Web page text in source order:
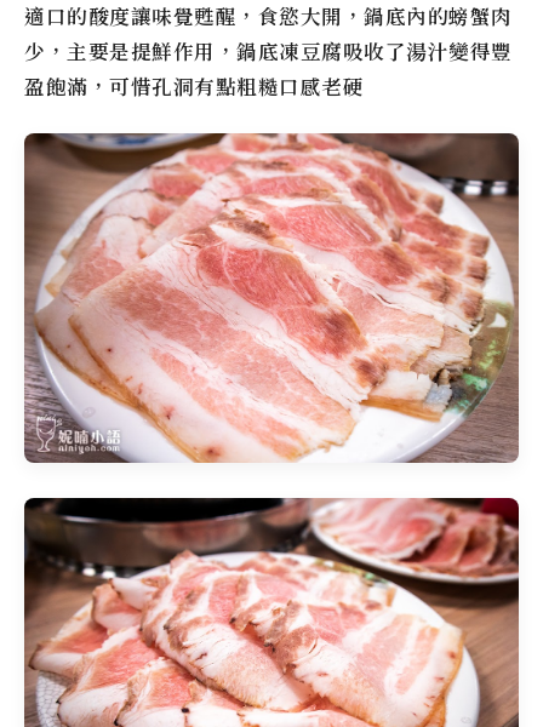
適口的酸度讓味覺甦醒，食慾大開，鍋底內的螃蟹肉
少，主要是提鮮作用，鍋底凍豆腐吸收了湯汁變得豐
盈飽滿，可惜孔洞有點粗糙口感老硬